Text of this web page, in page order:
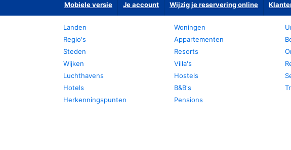
Mobiele versie Je account Wijzig je reservering online
Landen
Regio's
Steden
Wijken
Luchthavens
Hotels
Herkenningspunten
Woningen
Appartementen
Resorts
Villa's
Hostels
B&B's
Pensions